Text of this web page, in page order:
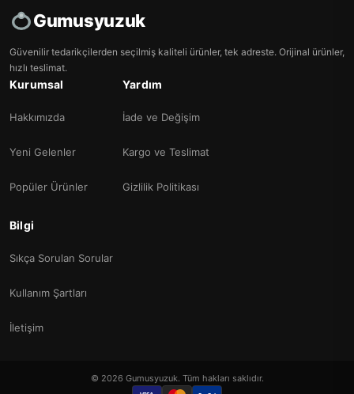
Gumusyuzuk
Güvenilir tedarikçilerden seçilmiş kaliteli ürünler, tek adreste. Orijinal ürünler,
hızlı teslimat.
Kurumsal
Hakkımızda
Yeni Gelenler
Popüler Ürünler
Yardım
İade ve Değişim
Kargo ve Teslimat
Gizlilik Politikası
Bilgi
Sıkça Sorulan Sorular
Kullanım Şartları
İletişim
© 2026 Gumusyuzuk. Tüm hakları saklıdır.